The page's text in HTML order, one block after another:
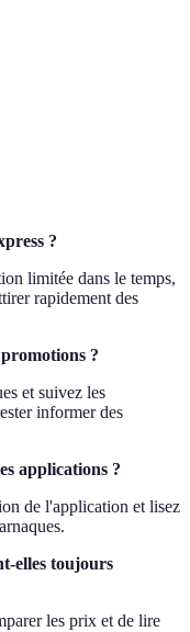
?
limitée dans le temps,
rapidement des
?
et suivez les
informer des
applications ?
de l'application et lisez
elles toujours
les prix et de lire